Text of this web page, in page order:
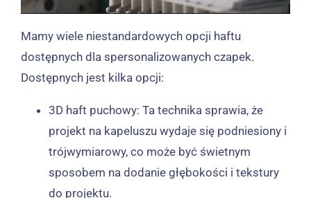
Mamy wiele niestandardowych opcji haftu
dostępnych dla spersonalizowanych czapek.
Dostępnych jest kilka opcji:
3D haft puchowy: Ta technika sprawia, że ​​
projekt na kapeluszu wydaje się podniesiony i
trójwymiarowy, co może być świetnym
sposobem na dodanie głębokości i tekstury
do projektu.